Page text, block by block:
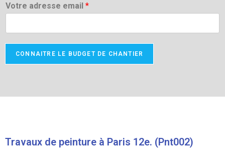
Votre adresse email *
CONNAITRE LE BUDGET DE CHANTIER
Travaux de peinture à Paris 12e. (Pnt002)